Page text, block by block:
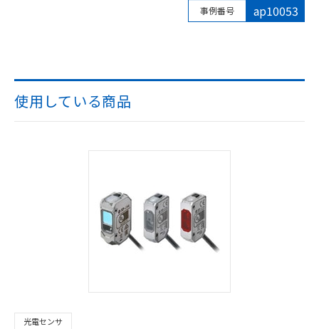
事例番号 ap10053
使用している商品
光電センサ